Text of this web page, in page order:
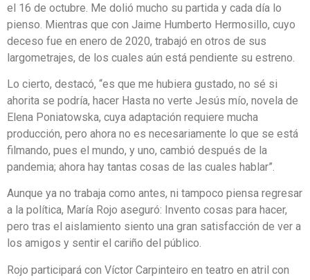
el 16 de octubre. Me dolió mucho su partida y cada día lo
pienso. Mientras que con Jaime Humberto Hermosillo, cuyo
deceso fue en enero de 2020, trabajó en otros de sus
largometrajes, de los cuales aún está pendiente su estreno.
Lo cierto, destacó, “es que me hubiera gustado, no sé si
ahorita se podría, hacer Hasta no verte Jesús mío, novela de
Elena Poniatowska, cuya adaptación requiere mucha
producción, pero ahora no es necesariamente lo que se está
filmando, pues el mundo, y uno, cambió después de la
pandemia; ahora hay tantas cosas de las cuales hablar”.
Aunque ya no trabaja como antes, ni tampoco piensa regresar
a la política, María Rojo aseguró: Invento cosas para hacer,
pero tras el aislamiento siento una gran satisfacción de ver a
los amigos y sentir el cariño del público.
Rojo participará con Víctor Carpinteiro en teatro en atril con